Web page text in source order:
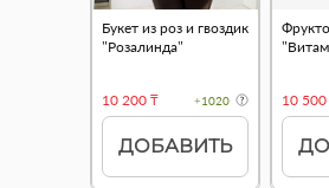
Букет из роз и гвоздик
"Розалинда"
10 200 ₸ +1020
ДОБАВИТЬ
10